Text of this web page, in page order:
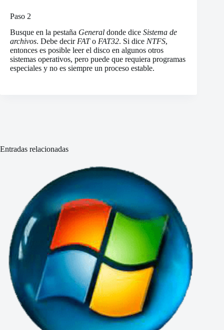
Paso 2
Busque en la pestaña General donde dice Sistema de
archivos. Debe decir FATo FAT32. Si dice NTFS,
entonces es posible leer el disco en algunos otros
sistemas operativos, pero puede que requiera programas
especiales y no es siempre un proceso estable.
Entradas relacionadas